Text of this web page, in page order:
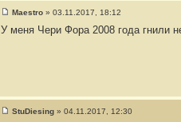
о
е
4
Maestro » 03.11.2017, 18:12
У меня Чери Фора 2008 года гнили
StuDiesing » 04.11.2017, 12:30